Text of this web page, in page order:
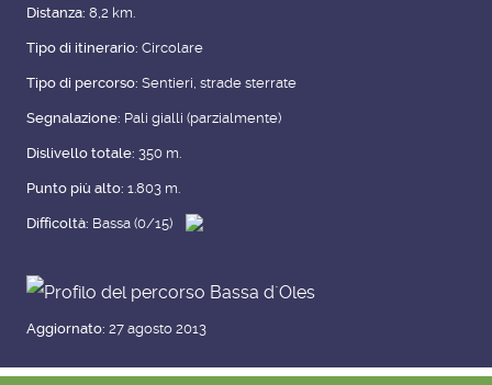
Distanza: 8,2 km.
Tipo di itinerario: Circolare
Tipo di percorso: Sentieri, strade sterrate
Segnalazione: Pali gialli (parzialmente)
Dislivello totale: 350 m.
Punto più alto: 1.803 m.
Difficoltà: Bassa (0/15)
Aggiornato: 27 agosto 2013